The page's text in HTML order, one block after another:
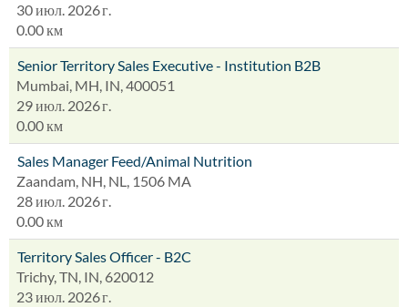
30 июл. 2026 г.
0.00 км
Senior Territory Sales Executive - Institution B2B
Mumbai, MH, IN, 400051
29 июл. 2026 г.
0.00 км
Sales Manager Feed/Animal Nutrition
Zaandam, NH, NL, 1506 MA
28 июл. 2026 г.
0.00 км
Territory Sales Officer - B2C
Trichy, TN, IN, 620012
23 июл. 2026 г.